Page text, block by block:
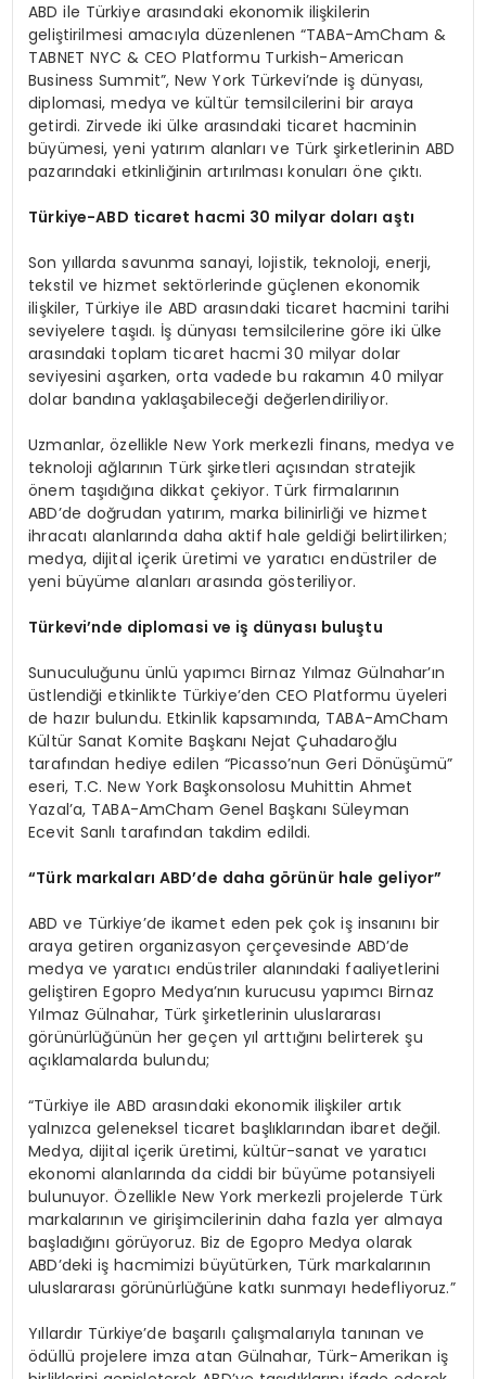
ABD ile Türkiye arasındaki ekonomik ilişkilerin
geliştirilmesi amacıyla düzenlenen “TABA-AmCham &
TABNET NYC & CEO Platformu Turkish-American
Business Summit”, New York Türkevi’nde iş dünyası,
diplomasi, medya ve kültür temsilcilerini bir araya
getirdi. Zirvede iki ülke arasındaki ticaret hacminin
büyümesi, yeni yatırım alanları ve Türk şirketlerinin ABD
pazarındaki etkinliğinin artırılması konuları öne çıktı.
Türkiye-ABD ticaret hacmi 30 milyar doları aştı
Son yıllarda savunma sanayi, lojistik, teknoloji, enerji,
tekstil ve hizmet sektörlerinde güçlenen ekonomik
ilişkiler, Türkiye ile ABD arasındaki ticaret hacmini tarihi
seviyelere taşıdı. İş dünyası temsilcilerine göre iki ülke
arasındaki toplam ticaret hacmi 30 milyar dolar
seviyesini aşarken, orta vadede bu rakamın 40 milyar
dolar bandına yaklaşabileceği değerlendiriliyor.
Uzmanlar, özellikle New York merkezli finans, medya ve
teknoloji ağlarının Türk şirketleri açısından stratejik
önem taşıdığına dikkat çekiyor. Türk firmalarının
ABD’de doğrudan yatırım, marka bilinirliği ve hizmet
ihracatı alanlarında daha aktif hale geldiği belirtilirken;
medya, dijital içerik üretimi ve yaratıcı endüstriler de
yeni büyüme alanları arasında gösteriliyor.
Türkevi’nde diplomasi ve iş dünyası buluştu
Sunuculuğunu ünlü yapımcı Birnaz Yılmaz Gülnahar’ın
üstlendiği etkinlikte Türkiye’den CEO Platformu üyeleri
de hazır bulundu. Etkinlik kapsamında, TABA-AmCham
Kültür Sanat Komite Başkanı Nejat Çuhadaroğlu
tarafından hediye edilen “Picasso’nun Geri Dönüşümü”
eseri, T.C. New York Başkonsolosu Muhittin Ahmet
Yazal’a, TABA-AmCham Genel Başkanı Süleyman
Ecevit Sanlı tarafından takdim edildi.
“Türk markaları ABD’de daha görünür hale geliyor”
ABD ve Türkiye’de ikamet eden pek çok iş insanını bir
araya getiren organizasyon çerçevesinde ABD’de
medya ve yaratıcı endüstriler alanındaki faaliyetlerini
geliştiren Egopro Medya’nın kurucusu yapımcı Birnaz
Yılmaz Gülnahar, Türk şirketlerinin uluslararası
görünürlüğünün her geçen yıl arttığını belirterek şu
açıklamalarda bulundu;
“Türkiye ile ABD arasındaki ekonomik ilişkiler artık
yalnızca geleneksel ticaret başlıklarından ibaret değil.
Medya, dijital içerik üretimi, kültür-sanat ve yaratıcı
ekonomi alanlarında da ciddi bir büyüme potansiyeli
bulunuyor. Özellikle New York merkezli projelerde Türk
markalarının ve girişimcilerinin daha fazla yer almaya
başladığını görüyoruz. Biz de Egopro Medya olarak
ABD’deki iş hacmimizi büyütürken, Türk markalarının
uluslararası görünürlüğüne katkı sunmayı hedefliyoruz.”
Yıllardır Türkiye’de başarılı çalışmalarıyla tanınan ve
ödüllü projelere imza atan Gülnahar, Türk-Amerikan iş